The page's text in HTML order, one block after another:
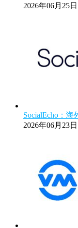
2026年06月25日
SocialEcho：
2026年06月23日